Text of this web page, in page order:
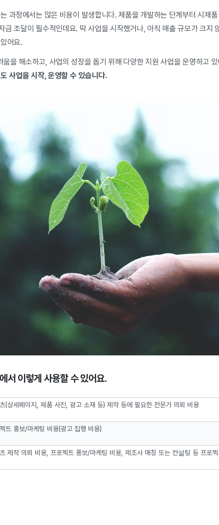
과정에서는 많은 비용이 발생합니다. 제품을 개발하는 단계부터 시제
금 조달이 필수적인데요. 막 사업을 시작했거나, 아직 매출 규모가 크지
어요.
움을 해소하고, 사업의 성장을 돕기 위해 다양한 지원 사업을 운영하고
사업을 시작, 운영할 수 있습니다.
서 이렇게 사용할 수 있어요.
(상세페이지, 제품 사진, 광고 소재 등) 제작 등에 필요한 전문가 의뢰 비용
트 홍보/마케팅 비용(광고 집행 비용)
제작 의뢰 비용, 프로젝트 퐁보/마케팅 비용, 제조사 매칭 또는 컨섵팅 등 프로